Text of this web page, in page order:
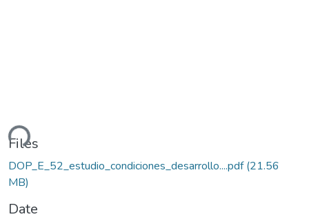
Files
DOP_E_52_estudio_condiciones_desarrollo....pdf(21.56
MB)
Date